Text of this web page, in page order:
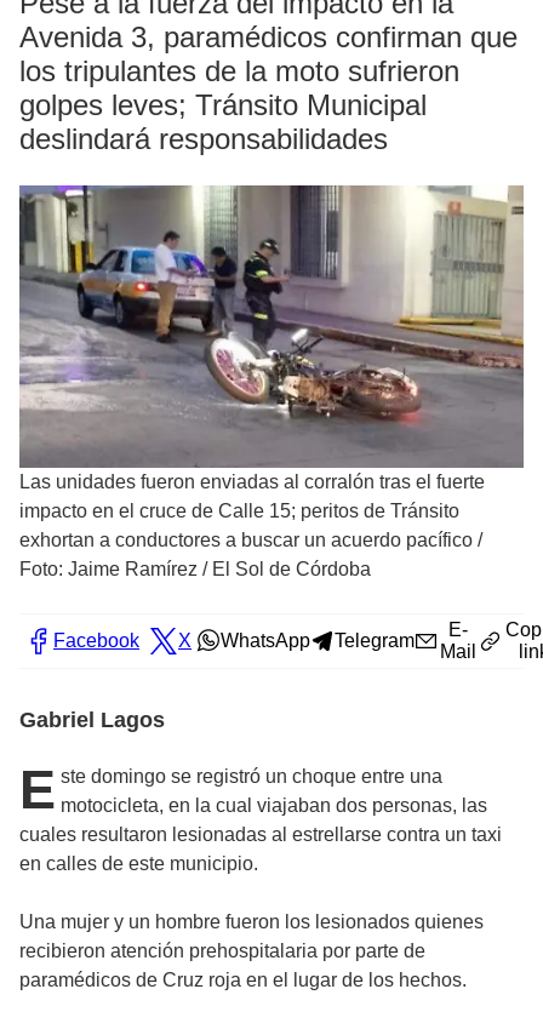
Avenida 3, paramédicos confirman que
los tripulantes de la moto sufrieron
golpes leves; Tránsito Municipal
deslindará responsabilidades
Las unidades fueron enviadas al corralón tras el fuerte
impacto en el cruce de Calle 15; peritos de Tránsito
exhortan a conductores a buscar un acuerdo pacífico /
Foto: Jaime Ramírez / El Sol de Córdoba
Facebook X WhatsApp Telegram
E-
Mail
Gabriel Lagos
E ste domingo se registró un choque entre una
motocicleta, en la cual viajaban dos personas, las
cuales resultaron lesionadas al estrellarse contra un taxi
en calles de este municipio.
Una mujer y un hombre fueron los lesionados quienes
recibieron atención prehospitalaria por parte de
paramédicos de Cruz roja en el lugar de los hechos.